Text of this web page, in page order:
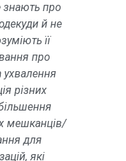
знають про
й не
її
про
різних
мешканців/
для
які